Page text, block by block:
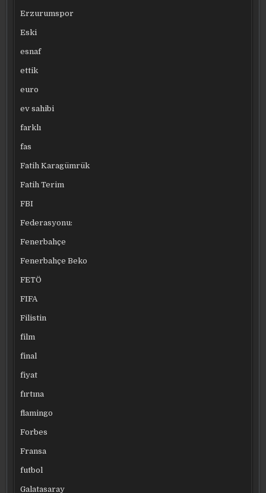
Erzurumspor
Eski
esnaf
ettik
euro
ev sahibi
farklı
fas
Fatih Karagümrük
Fatih Terim
FBI
Federasyonu:
Fenerbahçe
Fenerbahçe Beko
FETÖ
FIFA
Filistin
film
final
fiyat
fırtına
flamingo
Forbes
Fransa
futbol
Galatasaray